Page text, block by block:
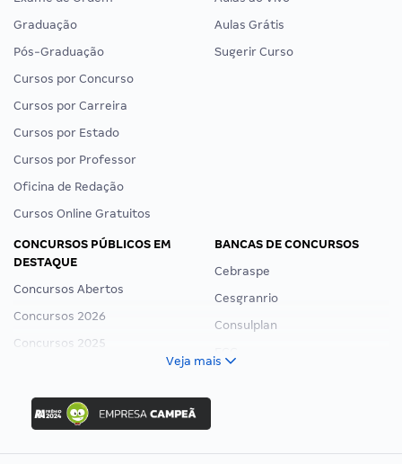
Graduação
Pós-Graduação
Cursos por Concurso
Cursos por Carreira
Cursos por Estado
Cursos por Professor
Oficina de Redação
Cursos Online Gratuitos
Aulas Grátis
Sugerir Curso
CONCURSOS PÚBLICOS EM
DESTAQUE
Concursos Abertos
Concursos 2026
Concursos 2025
Concurso Ibama
Concurso MPU
Editais publicados
BANCAS DE CONCURSOS
Cebraspe
Cesgranrio
Consulplan
Veja mais